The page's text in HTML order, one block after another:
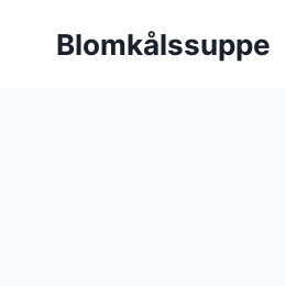
Blomkålssuppe